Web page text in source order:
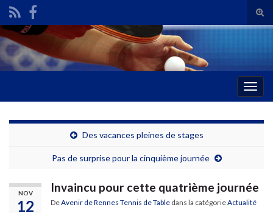
Search for:
Des vacances pleines de stages
Pas de surprise pour la cinquième journée
NOV
12
Invaincu pour cette quatrième journée
DeAvenir de Rennes Tennis de Table dans la catégorieActualité